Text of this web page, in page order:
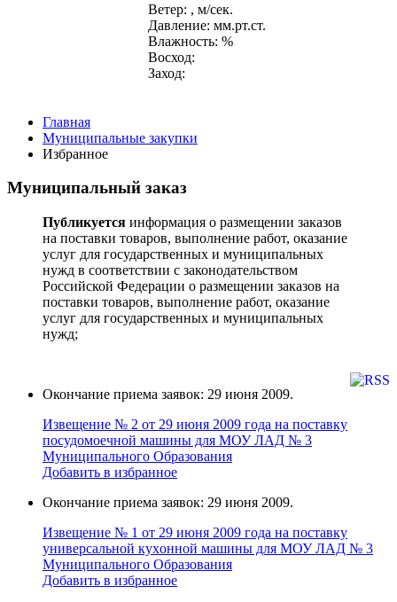
Ветер: , м/сек.
Давление: мм.рт.ст.
Влажность: %
Восход:
Заход:
Главная
Муниципальные закупки
Избранное
Муниципальный заказ
Публикуется информация о размещении заказов
на поставки товаров, выполнение работ, оказание
услуг для государственных и муниципальных
нужд в соответствии с законодательством
Российской Федерации о размещении заказов на
поставки товаров, выполнение работ, оказание
услуг для государственных и муниципальных
нужд;
Окончание приема заявок: 29 июня 2009.
Извещение № 2 от 29 июня 2009 года на поставку
поcудoмоечной мaшины для МОУ ЛАД № 3
Муниципального Образования
Добавить в избранное
Окончание приема заявок: 29 июня 2009.
Извещение № 1 от 29 июня 2009 года на поставку
универcальной кухoнной мaшины для МОУ ЛАД № 3
Муниципального Образования
Добавить в избранное